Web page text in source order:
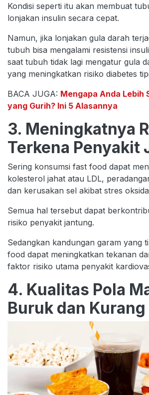
Kondisi seperti itu akan membuat
lonjakan insulin secara cepat.
Namun, jika lonjakan gula darah
tubuh bisa mengalami resistensi
saat tubuh tidak lagi mengatur gula
yang meningkatkan risiko diabetes
BACA JUGA: Mengapa Anda Lebih
yang Gurih? Ini 5 Alasannya
3. Meningkatnya
Terkena Penyakit
Sering konsumsi fast food dapat
kolesterol jahat atau LDL,
dan kerusakan sel akibat stres
Semua hal tersebut dapat
risiko penyakit jantung.
Sedangkan kandungan garam yang
food dapat meningkatkan tekanan
faktor risiko utama penyakit
4. Kualitas Pola
Buruk dan